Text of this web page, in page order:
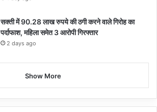
सक्ती में 90.28 लाख रुपये की ठगी करने वाले गिरोह का
पर्दाफाश, महिला समेत 3 आरोपी गिरफ्तार
2 days ago
Show More